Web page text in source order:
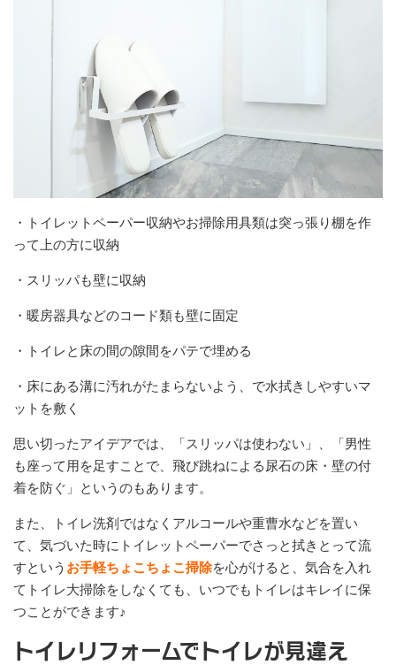
・トイレットペーパー収納やお掃除用具類は突っ張り棚を作
って上の方に収納
・スリッパも壁に収納
・暖房器具などのコード類も壁に固定
・トイレと床の間の隙間をパテで埋める
・床にある溝に汚れがたまらないよう、で水拭きしやすいマ
ットを敷く
思い切ったアイデアでは、「スリッパは使わない」、「男性
も座って用を足すことで、飛び跳ねによる尿石の床・壁の付
着を防ぐ」というのもあります。
また、トイレ洗剤ではなくアルコールや重曹水などを置い
て、気づいた時にトイレットペーパーでさっと拭きとって流
すという お手軽ちょこちょこ掃除を心がけると、気合を入れ
てトイレ大掃除をしなくても、いつでもトイレはキレイに保
つことができます♪
トイレリフォームでトイレが見違え